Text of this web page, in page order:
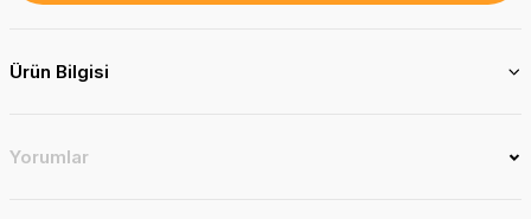
Ürün Bilgisi
Yorumlar